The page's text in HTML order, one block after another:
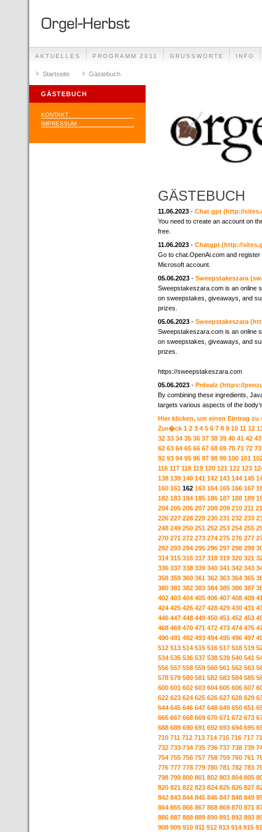
AKTUELLES PROGRAMM 2011 GRUSSWORTE INFO
Startseite Gästebuch
GÄSTEBUCH
KONTAKT
IMPRESSUM
GÄSTEBUCH
11.06.2023 - Chat gpt (http://
You need to create an account on
free.
11.06.2023 - Chatgpt (http://
Go to chat.OpenAi.com and
Microsoft account.
05.06.2023 - Sweepstakeszara
Sweepstakeszara.com is an online
on sweepstakes, giveaways, and
prizes.
05.06.2023 - Sweepstakeszara
Sweepstakeszara.com is an online
on sweepstakes, giveaways, and
prizes.
https://sweepstakeszara.com
05.06.2023 - Prdealz (https://
By combining these ingredients,
targets various aspects of the
Hier klicken, um einen Eintrag zu
Zur�ck 1 2 3 4 5 6 7 8 9 10 11 12
32 33 34 35 36 37 38 39 40 41 42 43
62 63 64 65 66 67 68 69 70 71 72 73
92 93 94 95 96 97 98 99 100 101
116 117 118 119 120 121 122 123
138 139 140 141 142 143 144 145
160 161 162 163 164 165 166 167
182 183 184 185 186 187 188 189
204 205 206 207 208 209 210 211
226 227 228 229 230 231 232 233
248 249 250 251 252 253 254 255
270 271 272 273 274 275 276 277
292 293 294 295 296 297 298 299
314 315 316 317 318 319 320 321
336 337 338 339 340 341 342 343
358 359 360 361 362 363 364 365
380 381 382 383 384 385 386 387
402 403 404 405 406 407 408 409
424 425 426 427 428 429 430 431
446 447 448 449 450 451 452 453
468 469 470 471 472 473 474 475
490 491 492 493 494 495 496 497
512 513 514 515 516 517 518 519
534 535 536 537 538 539 540 541
556 557 558 559 560 561 562 563
578 579 580 581 582 583 584 585
600 601 602 603 604 605 606 607
622 623 624 625 626 627 628 629
644 645 646 647 648 649 650 651
666 667 668 669 670 671 672 673
688 689 690 691 692 693 694 695
710 711 712 713 714 715 716 717
732 733 734 735 736 737 738 739
754 755 756 757 758 759 760 761
776 777 778 779 780 781 782 783
798 799 800 801 802 803 804 805
820 821 822 823 824 825 826 827
842 843 844 845 846 847 848 849
864 865 866 867 868 869 870 871
886 887 888 889 890 891 892 893
908 909 910 911 912 913 914 915